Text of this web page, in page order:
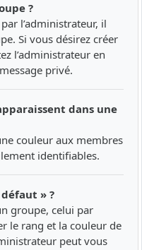
?
l’administrateur, il
Si vous désirez créer
l’administrateur en
privé.
dans une
couleur aux membres
identifiables.
défaut » ?
groupe, celui par
le rang et la couleur de
peut vous